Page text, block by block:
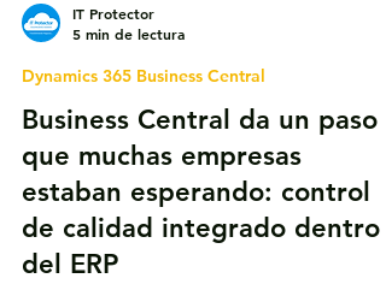
5 min de lectura
Dynamics 365 Business Central
Business Central da un paso
que muchas empresas
estaban esperando: control